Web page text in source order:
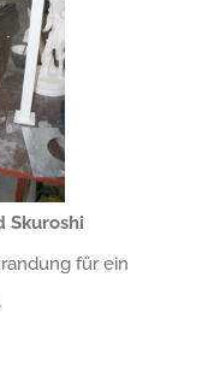
Skuroshi
für ein